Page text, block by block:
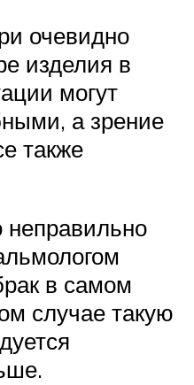
очевидно
изделия в
могут
а зрение
также
неправильно
в самом
случае такую